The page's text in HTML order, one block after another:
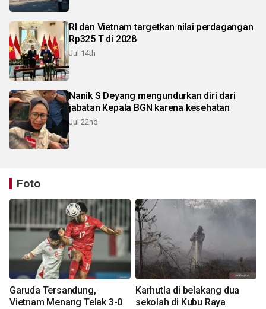
RI dan Vietnam targetkan nilai perdagangan
Rp325 T di 2028
Jul 14th
Nanik S Deyang mengundurkan diri dari
jabatan Kepala BGN karena kesehatan
Jul 22nd
Foto
Garuda Tersandung,
Vietnam Menang Telak 3-0
Karhutla di belakang dua
sekolah di Kubu Raya